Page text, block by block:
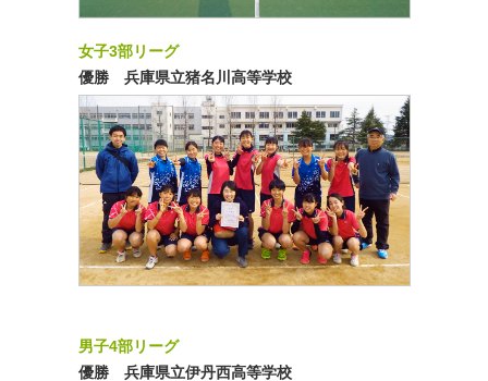
女子3部リーグ
優勝 兵庫県立猪名川高等学校
男子4部リーグ
優勝 兵庫県立伊丹西高等学校